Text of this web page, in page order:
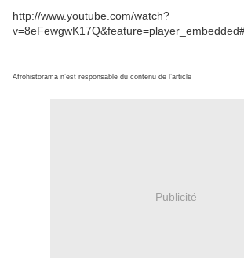
http://www.youtube.com/watch?
Afrohistorama n’est responsable du contenu de l’article
Publicité